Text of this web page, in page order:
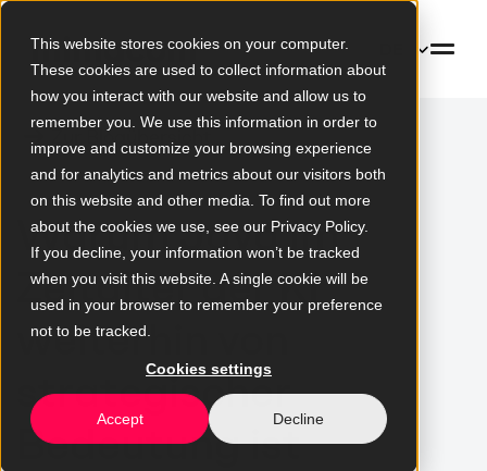
This website stores cookies on your computer.
These cookies are used to collect information about
how you interact with our website and allow us to
remember you. We use this information in order to
improve and customize your browsing experience
and for analytics and metrics about our visitors both
on this website and other media. To find out more
about the cookies we use, see our Privacy Policy.
If you decline, your information won’t be tracked
when you visit this website. A single cookie will be
used in your browser to remember your preference
not to be tracked.
Cookies settings
Accept Decline
Zur Blogübersicht
Warum Java im
Zeitalter der KI
weiterhin von
strategischer
Bedeutung ist